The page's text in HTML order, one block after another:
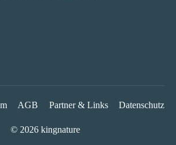
AGB Partner & Links Datenschutz
© 2026 kingnature